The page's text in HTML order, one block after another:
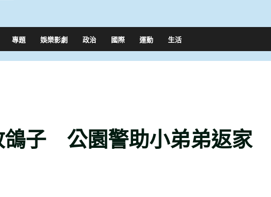
專題 娛樂影劇 政治 國際 運動 生活
鴿子 公園警助小弟弟返家